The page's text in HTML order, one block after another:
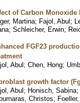
of Carbon Monoxide
Martina; Fajol, Abul;
; Schleicher, Erwin;
FGF23
Abul; Chen, Hong;
growth factor
Abul; Honisch, Sabina;
Christos;